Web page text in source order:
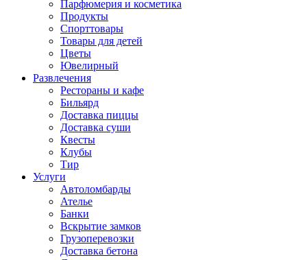
Парфюмерия и косметика
Продукты
Спорттовары
Товары для детей
Цветы
Ювелирный
Развлечения
Рестораны и кафе
Бильярд
Доставка пиццы
Доставка суши
Квесты
Клубы
Тир
Услуги
Автоломбарды
Ателье
Банки
Вскрытие замков
Грузоперевозки
Доставка бетона